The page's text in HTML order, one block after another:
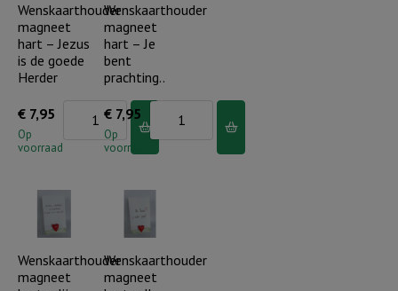
Wenskaarthouder
magneet
hart – Jezus
is de goede
Herder
€ 7,95
Op
voorraad
Wenskaarthouder
magneet
is
de
goede
Wenskaarthouder
magneet
hart – Je
bent
prachting..
€ 7,95
Op
voorraad
Wenskaarthouder
magneet
hart
bent
prachting..
aantal
Wenskaarthouder
magneet
Wenskaarthouder
magneet